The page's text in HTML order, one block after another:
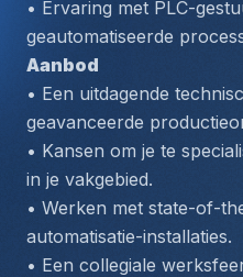
• Ervaring met PLC-
geautomatiseerde
Aanbod
• Een uitdagende
geavanceerde
• Kansen om je te
in je vakgebied.
• Werken met state-of-
automatisatie-installaties.
• Een collegiale